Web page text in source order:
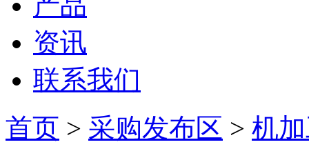
资讯
联系我们
首页 > 采购发布区 > 机